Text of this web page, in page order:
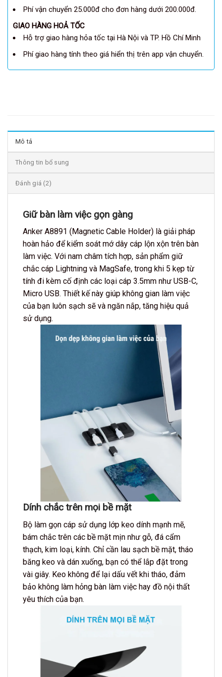
Phí vận chuyển 25.000đ cho đơn hàng dưới 200.000đ.
GIAO HÀNG HOẢ TỐC
Hỗ trợ giao hàng hỏa tốc tại Hà Nội và TP. Hồ Chí Minh
Phí giao hàng tính theo giá hiển thị trên app vận chuyển.
Mô tả
Thông tin bổ sung
Đánh giá (2)
Giữ bàn làm việc gọn gàng
Anker A8891 (Magnetic Cable Holder) là giải pháp
hoàn hảo để kiểm soát mớ dây cáp lộn xộn trên bàn
làm việc. Với nam châm tích hợp, sản phẩm giữ
chắc cáp Lightning và MagSafe, trong khi 5 kẹp từ
tính đi kèm cố định các loại cáp 3.5mm như USB-C,
Micro USB. Thiết kế này giúp không gian làm việc
của bạn luôn sạch sẽ và ngăn nắp, tăng hiệu quả
sử dụng.
Dính chắc trên mọi bề mặt
Bộ làm gọn cáp sử dụng lớp keo dính mạnh mẽ,
bám chắc trên các bề mặt mịn như gỗ, đá cẩm
thạch, kim loại, kính. Chỉ cần lau sạch bề mặt, tháo
băng keo và dán xuống, bạn có thể lắp đặt trong
vài giây. Keo không để lại dấu vết khi tháo, đảm
bảo không làm hỏng bàn làm việc hay đồ nội thất
yêu thích của bạn.